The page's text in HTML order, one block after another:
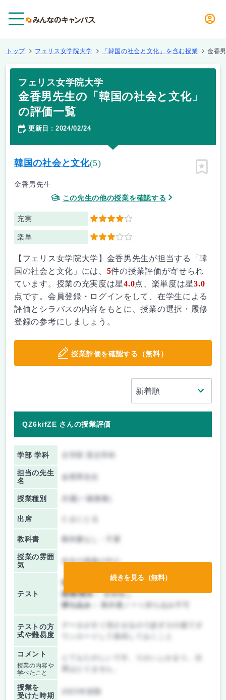
トップ フェリス女学院大学 「韓国の社会と文化」を含む授業 金香
フェリス女学院大学
金香男先生の「韓国の社会と文化」
の評価一覧
更新日 ： 2024/02/24
韓国の社会と文化(5)
金香男先生
この先生の他の授業を確認する
充実 4
楽単 3
ピン留
【フェリス女学院大学】金香男先生が担当する「韓
国の社会と文化」には、 5件の授業評価が寄せられ
ています。授業の充実度は星4.0点、楽単度は星3.0
点です。会員登録・ログインをして、在学生による
評価とシラバスの内容をもとに、授業の選択・履修
登録の参考にしましょう。
授業評価を確認する（無料）
QZ6kifZE さんの授業評価
学部 学科
担当の先生
名
金香男先生
授業種別 共通(一般教養)
出席
教科書 教科書なし・不要
授業の雰囲
気
先生の講義が中心
テスト
前期/中間：
レポートのみ
後期/期末：授業無し
持ち込み：
教科書ノート持ち込み不可
テストの方
式や難易度
コメント
授業の内容や
学べたこと
授業を
受けた時期
続きを見る（無料）